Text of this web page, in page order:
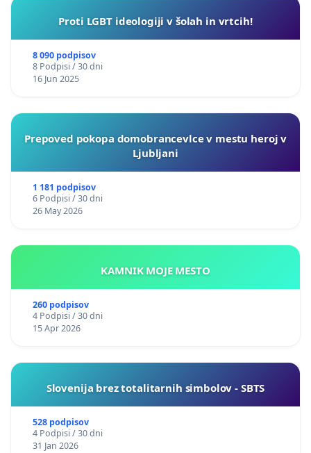
Proti LGBT ideologiji v šolah in vrtcih!
8 090 podpisov
8 Podpisi / 30 dni
16 Jun 2025
Prepoved pokopa domobrancevlce v mestu heroj v
Ljubljani
1 181 podpisov
6 Podpisi / 30 dni
26 May 2026
KAMNIK MOJE MESTO
260 podpisov
4 Podpisi / 30 dni
15 Apr 2026
Slovenija brez totalitarnih simbolov - SBTS
528 podpisov
4 Podpisi / 30 dni
31 Jan 2026